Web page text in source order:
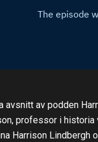
avsnitt av podden
professor i
Harrison Lindbergh